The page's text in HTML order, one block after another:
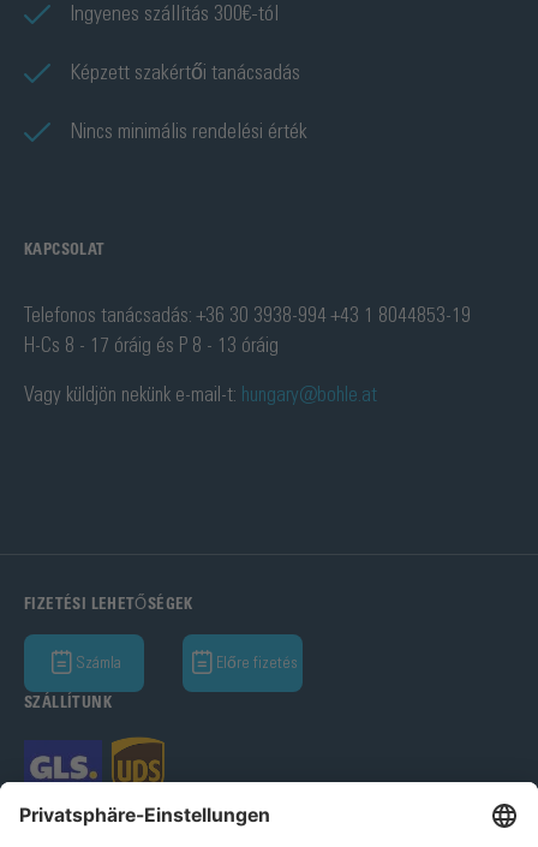
Ingyenes szállítás 300€-tól
Képzett szakértői tanácsadás
Nincs minimális rendelési érték
KAPCSOLAT
Telefonos tanácsadás: +36 30 3938-994 +43 1 8044853-19
H-Cs 8 - 17 óráig és P 8 - 13 óráig
Vagy küldjön nekünk e-mail-t: hungary@bohle.at
FIZETÉSI LEHETŐSÉGEK
Számla Előre fizetés
SZÁLLÍTUNK